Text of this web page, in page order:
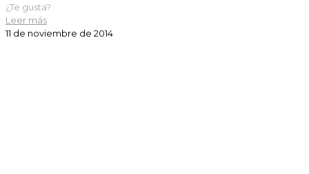
¿Te gusta?
Leer más
11 de noviembre de 2014